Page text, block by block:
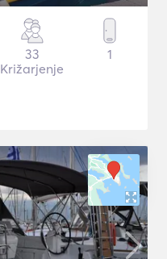
33
Križarjenje
1